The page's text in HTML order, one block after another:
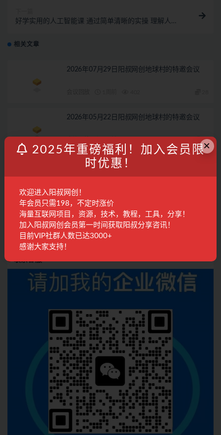
好学实用的人工智能课 通过简单清晰的实操 理解人工
相关文章
2026年07月29日阳叔网创地球村的特邀会议
2026年05月22日阳叔网创地球村的特邀会议
28
2026年05月11日阳叔网创地球村的特邀会议
会议回放
2026年07月3日阳叔网创地球村的特邀会议
会议回放 1月前
×
2025年重磅福利！加入会员限
时优惠！
欢迎进入阳叔网创！
年会员只需198，不定时涨价
海量互联网项目，资源，技术，教程，工具，分享！
加入阳叔网创会员第一时间获取阳叔分享咨讯！
目前VIP社群人数已达3000+
感谢大家支持！